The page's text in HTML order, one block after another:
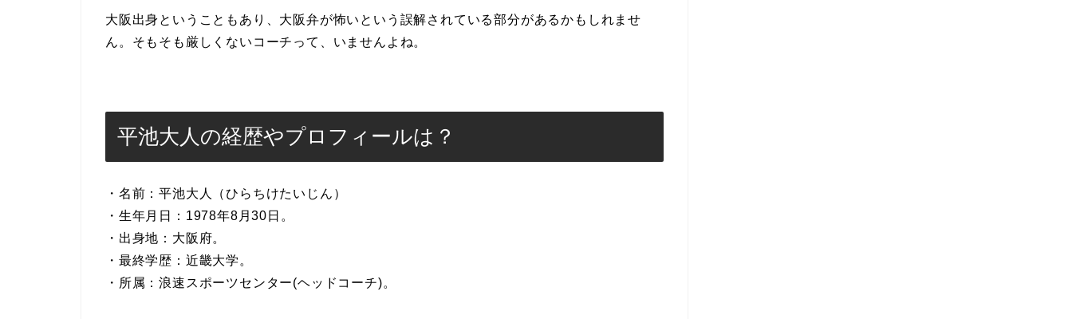
大阪出身ということもあり、大阪弁が怖いという誤解されている部分があるかもしれませ
ん。そもそも厳しくないコーチって、いませんよね。
平池大人の経歴やプロフィールは？
・名前：平池大人（ひらちけたいじん）
・生年月日：1978年8月30日。
・出身地：大阪府。
・最終学歴：近畿大学。
・所属：浪速スポーツセンター(ヘッドコーチ)。